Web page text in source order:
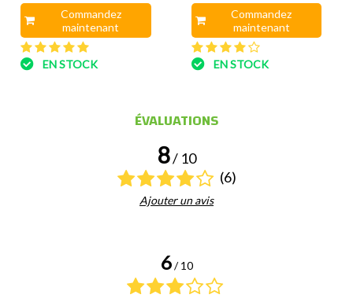
Commandez
maintenant
EN STOCK
Commandez
maintenant
EN STOCK
ÉVALUATIONS
8/ 10
(6)
Ajouter un avis
6 / 10